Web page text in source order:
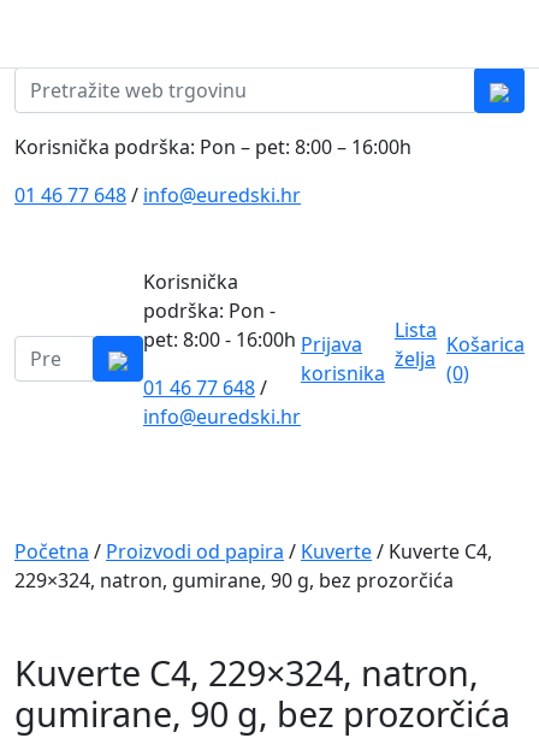
Pretraži:
Korisnička podrška: Pon – pet: 8:00 – 16:00h
01 46 77 648/ info@euredski.hr
Pretraži:
Korisnička
podrška: Pon -
pet: 8:00 - 16:00h
01 46 77 648/
info@euredski.hr
Prijava
korisnika
Lista
želja
Košarica
(0)
Navigation
Početna / Proizvodi od papira / Kuverte/ Kuverte C4,
229×324, natron, gumirane, 90 g, bez prozorčića
Kuverte C4, 229×324, natron,
gumirane, 90 g, bez prozorčića